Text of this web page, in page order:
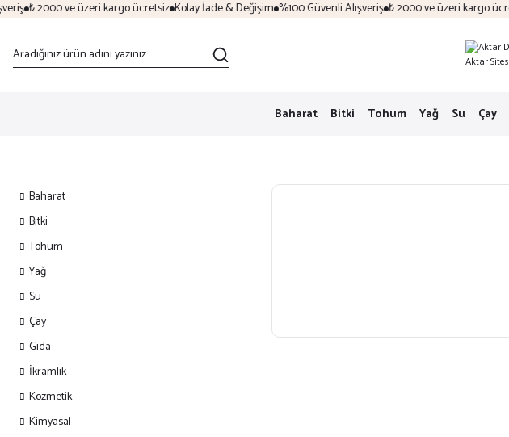
₺ 2000 ve üzeri kargo ücretsiz Kolay İade & Değişim %100 Güvenli Alışveriş ₺ 2000 ve üzeri kargo ücretsiz
Baharat Bitki Tohum Yağ Su Çay
Baharat
Bitki
Tohum
Yağ
Su
Çay
Gıda
İkramlık
Kozmetik
Kimyasal